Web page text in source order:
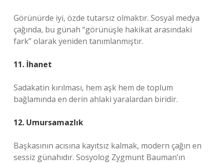
Görünürde iyi, özde tutarsız olmaktır. Sosyal medya
çağında, bu günah “görünüşle hakikat arasındaki
fark” olarak yeniden tanımlanmıştır.
11. İhanet
Sadakatin kırılması, hem aşk hem de toplum
bağlamında en derin ahlaki yaralardan biridir.
12. Umursamazlık
Başkasının acısına kayıtsız kalmak, modern çağın en
sessiz günahıdır. Sosyolog Zygmunt Bauman’ın